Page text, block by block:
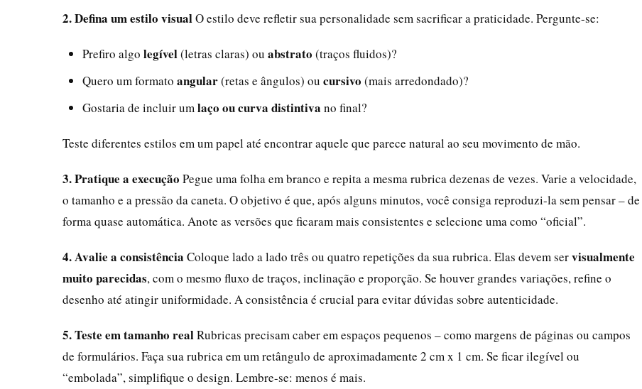
2. Defina um estilo visualO estilo deve refletir sua personalidade sem sacrificar a praticidade. Pergunte-se:
Prefiro algo legível(letras claras) ou abstrato (traços fluidos)?
Quero um formato angular(retas e ângulos) ou cursivo (mais arredondado)?
Gostaria de incluir um laço ou curva distintiva no final?
Teste diferentes estilos em um papel até encontrar aquele que parece natural ao seu movimento de mão.
3. Pratique a execução Pegue uma folha em branco e repita a mesma rubrica dezenas de vezes. Varie a velocidade,
o tamanho e a pressão da caneta. O objetivo é que, após alguns minutos, você consiga reproduzi-la sem pensar – de
forma quase automática. Anote as versões que ficaram mais consistentes e selecione uma como “oficial”.
4. Avalie a consistência Coloque lado a lado três ou quatro repetições da sua rubrica. Elas devem servisualmente
muito parecidas, com o mesmo fluxo de traços, inclinação e proporção. Se houver grandes variações, refine o
desenho até atingir uniformidade. A consistência é crucial para evitar dúvidas sobre autenticidade.
5. Teste em tamanho realRubricas precisam caber em espaços pequenos – como margens de páginas ou campos
de formulários. Faça sua rubrica em um retângulo de aproximadamente 2 cm x 1 cm. Se ficar ilegível ou
“embolada”, simplifique o design. Lembre-se: menos é mais.